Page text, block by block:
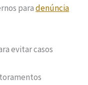
paradenúncia
evitar casos